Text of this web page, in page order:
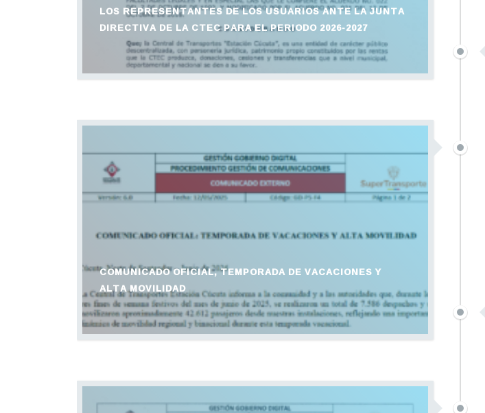
LOS REPRESENTANTES DE LOS USUARIOS ANTE LA JUNTA
DIRECTIVA DE LA CTEC PARA EL PERIODO 2026-2027
COMUNICADO OFICIAL, TEMPORADA DE VACACIONES Y
ALTA MOVILIDAD